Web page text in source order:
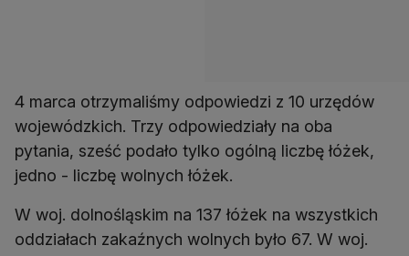
4 marca otrzymaliśmy odpowiedzi z 10 urzędów
wojewódzkich. Trzy odpowiedziały na oba
pytania, sześć podało tylko ogólną liczbę łóżek,
jedno - liczbę wolnych łóżek.
W woj. dolnośląskim na 137 łóżek na wszystkich
oddziałach zakaźnych wolnych było 67. W woj.